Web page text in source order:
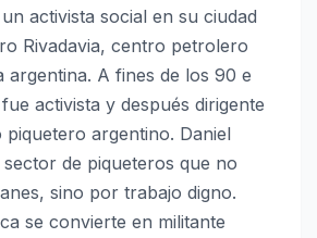
activista social en su ciudad
Rivadavia, centro petrolero
argentina. A fines de los 90 e
activista y después dirigente
piquetero argentino. Daniel
de piqueteros que no
sino por trabajo digno.
se convierte en militante